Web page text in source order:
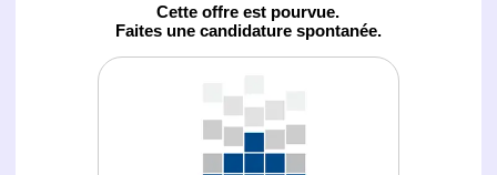
Cette offre est pourvue.
Faites une candidature spontanée.